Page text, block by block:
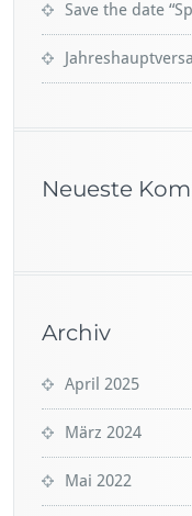
Save the date
Neueste
Archiv
April 2025
März 2024
Mai 2022